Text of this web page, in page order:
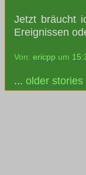
Jetzt bräucht
Ereignissen
Von: ericpp um
... older stories